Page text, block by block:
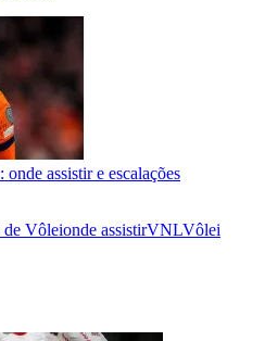
assistir e escalações
de Vôleionde assistirVNLVôlei